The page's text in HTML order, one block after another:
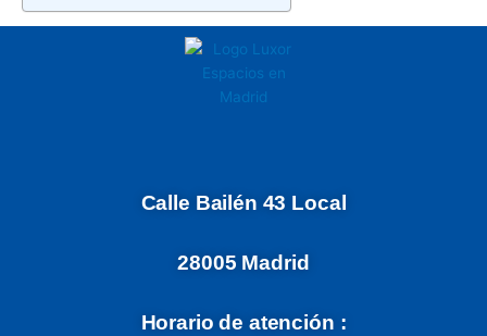
Calle Bailén 43 Local
28005 Madrid
Horario de atención :